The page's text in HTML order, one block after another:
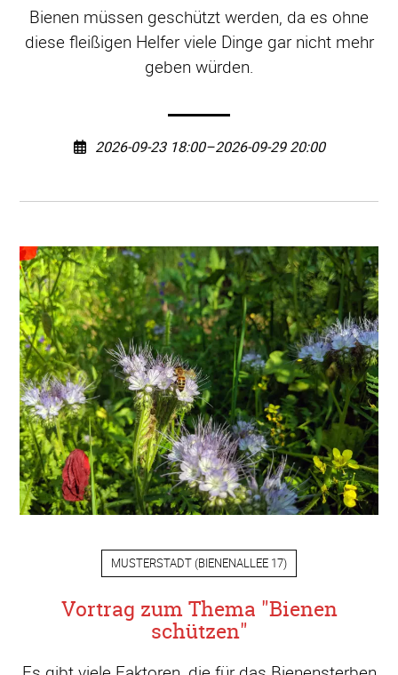
Bienen müssen geschützt werden, da es ohne
diese fleißigen Helfer viele Dinge gar nicht mehr
geben würden.
2026-09-23 18:00–2026-09-29 20:00
MUSTERSTADT (BIENENALLEE 17)
Vortrag zum Thema "Bienen
schützen"